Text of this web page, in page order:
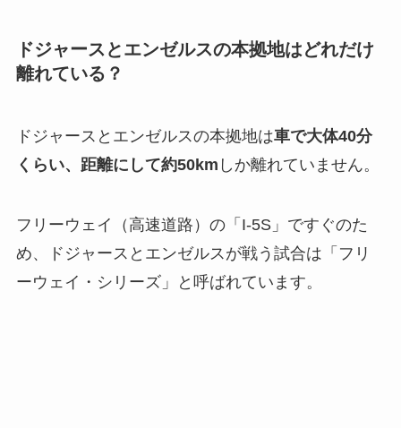
ドジャースとエンゼルスの本拠地はどれだけ
離れている？
ドジャースとエンゼルスの本拠地は車で大体40分
くらい、距離にして約50km しか離れていません。
フリーウェイ（高速道路）の「I-5S」ですぐのた
め、ドジャースとエンゼルスが戦う試合は「フリ
ーウェイ・シリーズ」と呼ばれています。